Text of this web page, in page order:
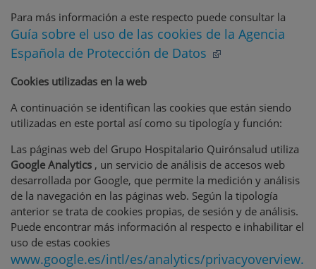
Para más información a este respecto puede consultar la
Guía sobre el uso de las cookies de la Agencia
Española de Protección de Datos
Cookies utilizadas en la web
A continuación se identifican las cookies que están siendo
utilizadas en este portal así como su tipología y función:
Las páginas web del Grupo Hospitalario Quirónsalud utiliza
Google Analytics , un servicio de análisis de accesos web
desarrollada por Google, que permite la medición y análisis
de la navegación en las páginas web. Según la tipología
anterior se trata de cookies propias, de sesión y de análisis.
Puede encontrar más información al respecto e inhabilitar el
uso de estas cookies
www.google.es/intl/es/analytics/privacyoverview.